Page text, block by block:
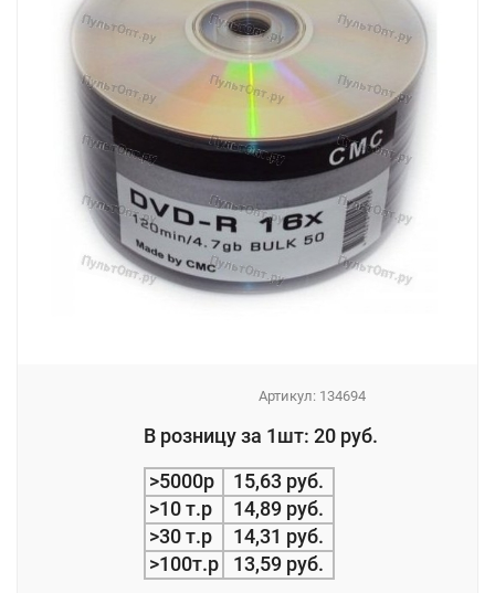
Артикул: 134694
В розницу за 1шт: 20 руб.
>5000р
15,63 руб.
>10 т.р
14,89 руб.
>30 т.р
14,31 руб.
>100т.р
13,59 руб.